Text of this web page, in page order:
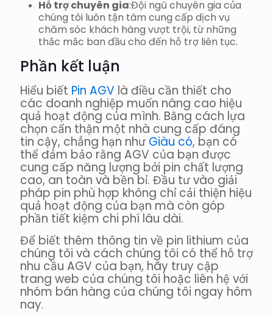
Hỗ trợ chuyên gia:Đội ngũ chuyên gia của
chúng tôi luôn tận tâm cung cấp dịch vụ
chăm sóc khách hàng vượt trội, từ những
thắc mắc ban đầu cho đến hỗ trợ liên tục.
Phần kết luận
Hiểu biết Pin AGV là điều cần thiết cho
các doanh nghiệp muốn nâng cao hiệu
quả hoạt động của mình. Bằng cách lựa
chọn cẩn thận một nhà cung cấp đáng
tin cậy, chẳng hạn như Giàu có, bạn có
thể đảm bảo rằng AGV của bạn được
cung cấp năng lượng bởi pin chất lượng
cao, an toàn và bền bỉ. Đầu tư vào giải
pháp pin phù hợp không chỉ cải thiện hiệu
quả hoạt động của bạn mà còn góp
phần tiết kiệm chi phí lâu dài.
Để biết thêm thông tin về pin lithium của
chúng tôi và cách chúng tôi có thể hỗ trợ
nhu cầu AGV của bạn, hãy truy cập
trang web của chúng tôi hoặc liên hệ với
nhóm bán hàng của chúng tôi ngay hôm
nay.